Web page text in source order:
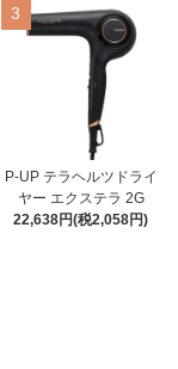
3
P-UP テラヘルツドライ
ヤー エクステラ 2G
22,638円(税2,058円)